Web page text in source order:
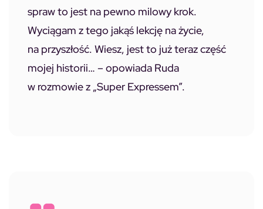
spraw to jest na pewno milowy krok.
Wyciągam z tego jakąś lekcję na życie,
na przyszłość. Wiesz, jest to już teraz część
mojej historii… – opowiada Ruda
w rozmowie z „Super Expressem”.